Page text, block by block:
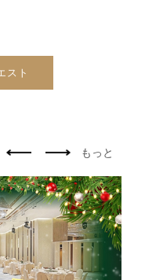
スト
もっと